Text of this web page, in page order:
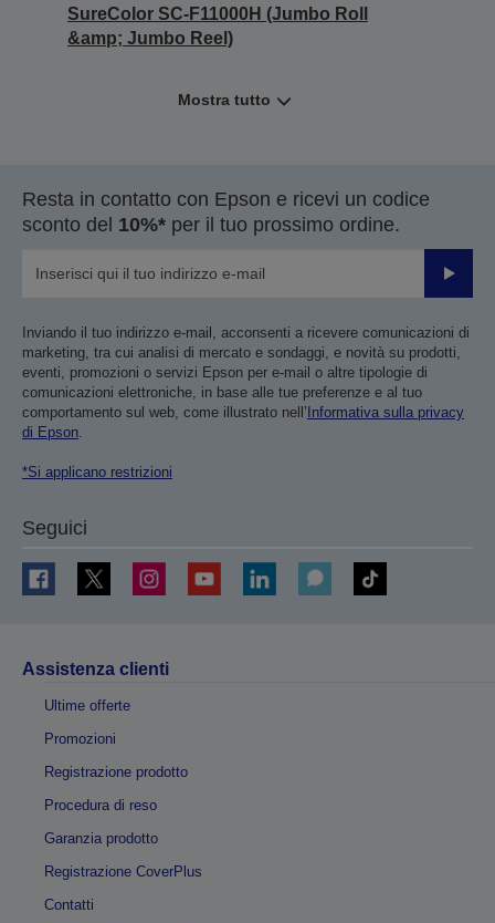
SureColor SC-F11000H (Jumbo Roll
&amp; Jumbo Reel)
Mostra tutto
Resta in contatto con Epson e ricevi un codice
sconto del 10%* per il tuo prossimo ordine.
Invia
Inviando il tuo indirizzo e-mail, acconsenti a ricevere comunicazioni di
marketing, tra cui analisi di mercato e sondaggi, e novità su prodotti,
eventi, promozioni o servizi Epson per e-mail o altre tipologie di
comunicazioni elettroniche, in base alle tue preferenze e al tuo
comportamento sul web, come illustrato nell’Informativa sulla privacy
di Epson
*Si applicano restrizioni
Seguici
Assistenza clienti
Ultime offerte
Promozioni
Registrazione prodotto
Procedura di reso
Garanzia prodotto
Registrazione CoverPlus
Contatti